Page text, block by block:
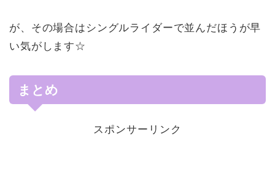
が、その場合はシングルライダーで並んだほうが早
い気がします☆
まとめ
スポンサーリンク